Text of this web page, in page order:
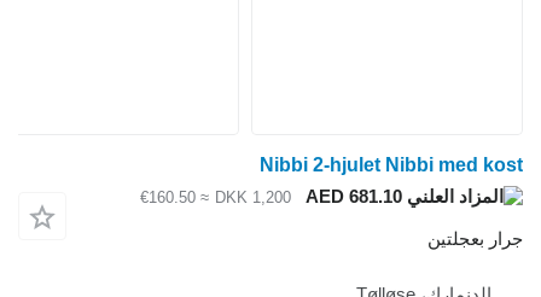
Nibbi 2-
DKK 1,200
≈ €160.50